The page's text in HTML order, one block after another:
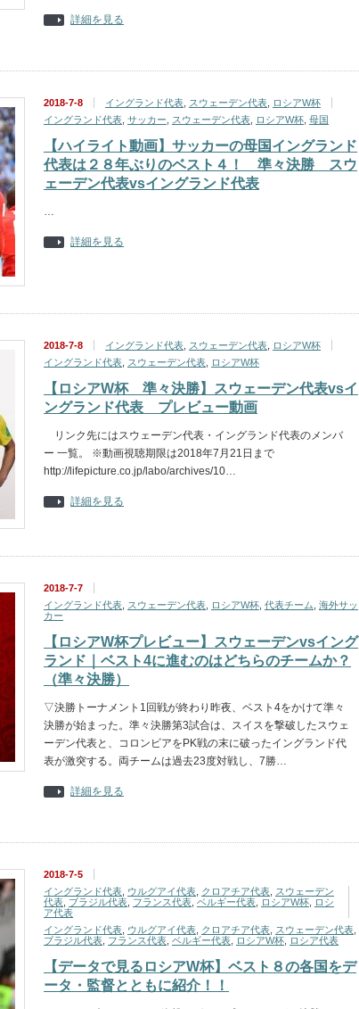
詳細を見る
2018-7-8 イングランド代表 スウェーデン代表
ロシアW杯
イングランド代表 サッカー スウェーデン代表 ロシアW杯 母国
【ハイライト動画】サッカーの母国イングランド
代表は２８年ぶりのベスト４！ 準々決勝 スウ
ェーデン代表vsイングランド代表
…
詳細を見る
2018-7-8 イングランド代表 スウェーデン代表
ロシアW杯
イングランド代表 スウェーデン代表 ロシアW杯
【ロシアW杯 準々決勝】スウェーデン代表vsイ
ングランド代表 プレビュー動画
リンク先にはスウェーデン代表・イングランド代表のメンバ
ー 一覧。 ※動画視聴期限は2018年7月21日まで
http://lifepicture.co.jp/labo/archives/10…
詳細を見る
2018-7-7
イングランド代表 スウェーデン代表 ロシアW杯 代表チーム 海外サッ
カー
【ロシアW杯プレビュー】スウェーデンvsイング
ランド｜ベスト4に進むのはどちらのチームか？
（準々決勝）
▽決勝トーナメント1回戦が終わり昨夜、ベスト4をかけて準々
決勝が始まった。準々決勝第3試合は、スイスを撃破したスウェ
ーデン代表と、コロンビアをPK戦の末に破ったイングランド代
表が激突する。両チームは過去23度対戦し、7勝…
詳細を見る
2018-7-5
イングランド代表 ウルグアイ代表 クロアチア代表 スウェーデン
代表 ブラジル代表 フランス代表 ベルギー代表 ロシアW杯
ロシ
ア代表
イングランド代表 ウルグアイ代表 クロアチア代表 スウェーデン代表
ブラジル代表 フランス代表 ベルギー代表 ロシアW杯 ロシア代表
【データで見るロシアW杯】ベスト８の各国をデ
ータ・監督とともに紹介！！